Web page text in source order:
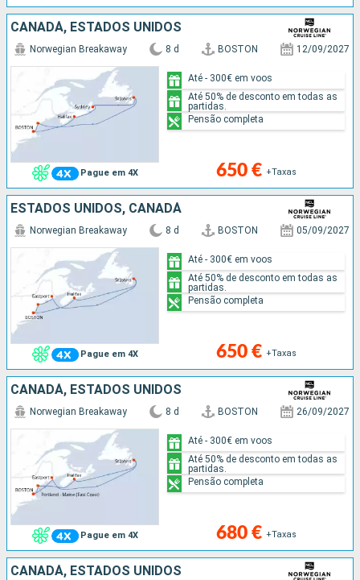
CANADÁ, ESTADOS UNIDOS
Pague em 4X
Norwegian Breakaway 8 d BOSTON 12/09/2027
650 € +Taxas
Até - 300€ em voos
Até 50% de desconto em todas as
partidas.
Pensão completa
ESTADOS UNIDOS, CANADÁ
Pague em 4X
Norwegian Breakaway 8 d BOSTON 05/09/2027
650 € +Taxas
Até - 300€ em voos
Até 50% de desconto em todas as
partidas.
Pensão completa
CANADÁ, ESTADOS UNIDOS
Pague em 4X
Norwegian Breakaway 8 d BOSTON 26/09/2027
680 € +Taxas
Até - 300€ em voos
Até 50% de desconto em todas as
partidas.
Pensão completa
CANADÁ, ESTADOS UNIDOS